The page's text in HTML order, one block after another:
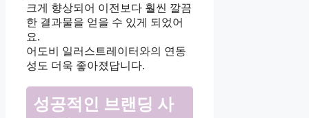
크게 향상되어 이전보다 훨씬 깔끔
한 결과물을 얻을 수 있게 되었어
요.
어도비 일러스트레이터와의 연동
성도 더욱 좋아졌답니다.
성공적인 브랜딩 사